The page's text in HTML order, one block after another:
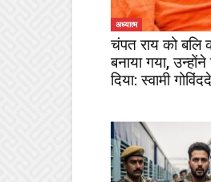
अध्यात्म
चंपत राय को बलि
बनाया गया,
दिया: स्वामी